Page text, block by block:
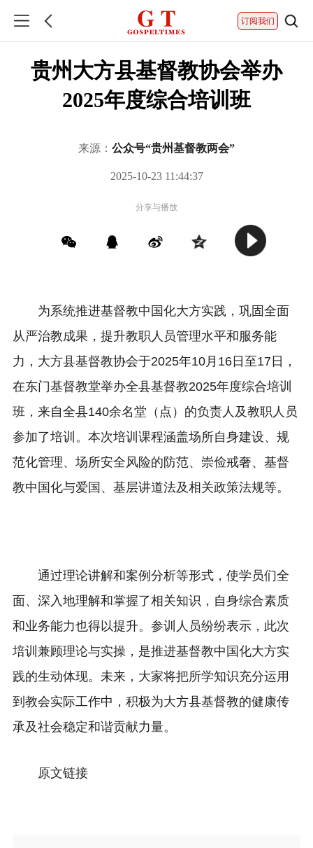
订阅我们
贵州大方县基督教协会举办
2025年度综合培训班
来源： 公众号“贵州基督教两会”
2025-10-23 11:44:37
分享与播放
为系统推进基督教中国化大方实践，巩固全面
从严治教成果，提升教职人员管理水平和服务能
力，大方县基督教协会于2025年10月16日至17日，
在东门基督教堂举办全县基督教2025年度综合培训
班，来自全县140余名堂（点）的负责人及教职人员
参加了培训。本次培训课程涵盖场所自身建设、规
范化管理、场所安全风险的防范、崇俭戒奢、基督
教中国化与爱国、基层讲道法及相关政策法规等。
通过理论讲解和案例分析等形式，使学员们全
面、深入地理解和掌握了相关知识，自身综合素质
和业务能力也得以提升。参训人员纷纷表示，此次
培训兼顾理论与实操，是推进基督教中国化大方实
践的生动体现。未来，大家将把所学知识充分运用
到教会实际工作中，积极为大方县基督教的健康传
承及社会稳定和谐贡献力量。
原文链接